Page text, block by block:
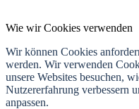
Wie wir Cookies verwenden
Wir können Cookies
werden. Wir verwenden
unsere Websites besuchen,
Nutzererfahrung verbessern
anpassen.